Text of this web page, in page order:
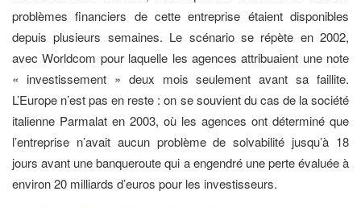
problèmes financiers de cette entreprise étaient disponibles
depuis plusieurs semaines. Le scénario se répète en 2002,
avec Worldcom pour laquelle les agences attribuaient une note
« investissement » deux mois seulement avant sa faillite.
L’Europe n’est pas en reste : on se souvient du cas de la société
italienne Parmalat en 2003, où les agences ont déterminé que
l’entreprise n’avait aucun problème de solvabilité jusqu’à 18
jours avant une banqueroute qui a engendré une perte évaluée à
environ 20 milliards d’euros pour les investisseurs.